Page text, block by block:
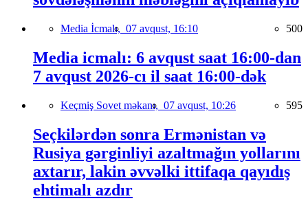
Media İcmalı, 07 avqust, 16:10 500
Media icmalı: 6 avqust saat 16:00-dan
7 avqust 2026-cı il saat 16:00-dək
Keçmiş Sovet məkanı, 07 avqust, 10:26 595
Seçkilərdən sonra Ermənistan və
Rusiya gərginliyi azaltmağın yollarını
axtarır, lakin əvvəlki ittifaqa qayıdış
ehtimalı azdır